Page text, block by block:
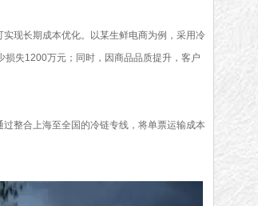
现长期成本优化。以某生鲜电商为例，采用冷
失1200万元；同时，因商品品质提升，客户
整合上海至全国的冷链专线，将单票运输成本